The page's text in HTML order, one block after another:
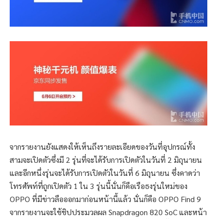
จากรายงานยังแสดงให้เห็นถึงรายละเอียดของวันที่อุปกรณ์ทั้ง
สามจะเปิดตัวซึ่งมี 2 รุ่นที่จะได้รับการเปิดตัวในวันที่ 2 มิถุนายน
และอีกหนึ่งรุ่นจะได้รับการเปิดตัวในวันที่ 6 มิถุนายน ซึ่งคาดว่า
โทรศัพท์ที่ถูกเปิดตัว 1 ใน 3 รุ่นนี้นั่นก็คือเรือธงรุ่นใหม่ของ
OPPO ที่มีข่าวลือออกมาก่อนหน้านี้แล้ว นั่นก็คือ OPPO Find 9
จากรายงานจะใช้ชิปประมวลผล Snapdragon 820 SoC และหน้า